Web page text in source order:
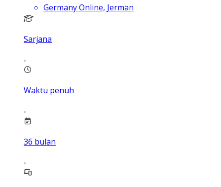
Germany Online, Jerman
Sarjana
Waktu penuh
36 bulan